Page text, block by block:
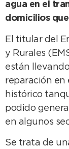
agua en el
domicilios
El titular del
y Rurales
están
reparación en
histórico
podido
en algunos
Se trata de